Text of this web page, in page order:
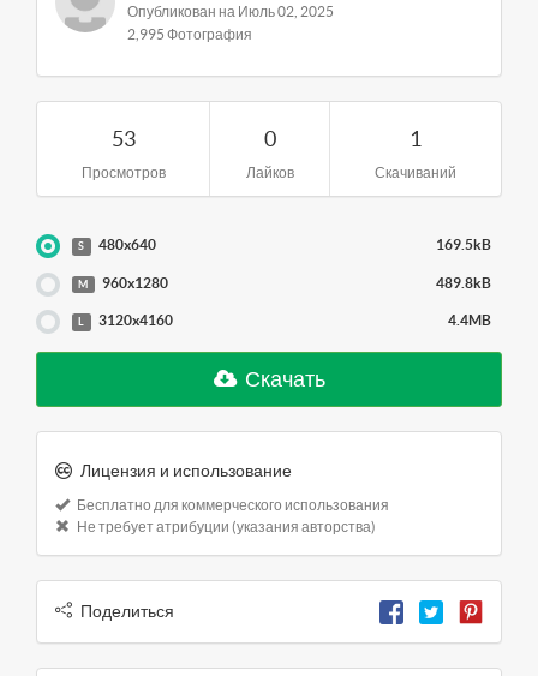
Опубликован на Июль 02, 2025
2,995 Фотография
53
Просмотров
0
Лайков
1
Скачиваний
S 480x640 169.5kB
M 960x1280 489.8kB
L 3120x4160 4.4MB
Скачать
Лицензия и использование
Бесплатно для коммерческого использования
Не требует атрибуции (указания авторства)
Поделиться